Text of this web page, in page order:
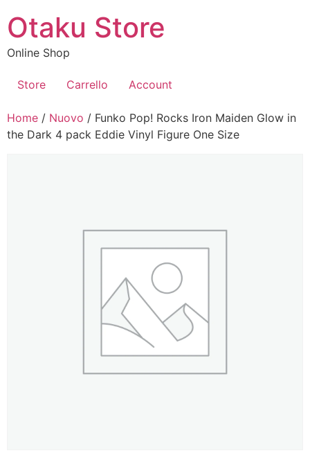
contenuto
Otaku Store
Online Shop
Store Carrello Account
Home / Nuovo / Funko Pop! Rocks Iron Maiden Glow in
the Dark 4 pack Eddie Vinyl Figure One Size